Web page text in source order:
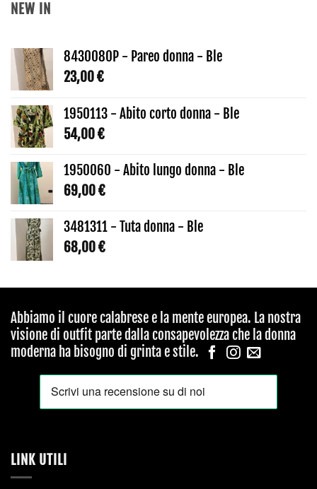
NEW IN
8430080P - Pareo donna - Ble
23,00€
1950113 - Abito corto donna - Ble
54,00€
1950060 - Abito lungo donna - Ble
69,00€
3481311 - Tuta donna - Ble
68,00€
Abbiamo il cuore calabrese e la mente europea. La nostra
visione di outfit parte dalla consapevolezza che la donna
moderna ha bisogno di grinta e stile.
LINK UTILI